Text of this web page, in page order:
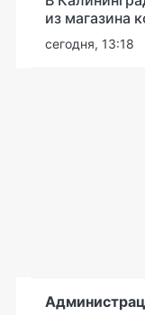
из магазина
сегодня, 13:18